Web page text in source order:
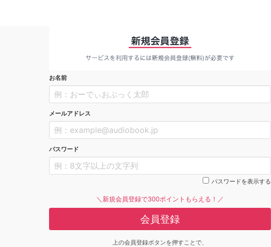
お名前
メールアドレス
パスワード
パスワードを表示する
＼新規会員登録で300ポイントもらえる！／
会員登録
上の会員登録ボタンを押すことで、